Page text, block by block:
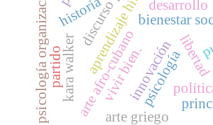
innovación
aprendizaje híbrido
psicología
bienestar
historia
libertad
vivir bien.
psicología organizacional arte afro-cubano
kara walker
desarrollo
partido
arte griego